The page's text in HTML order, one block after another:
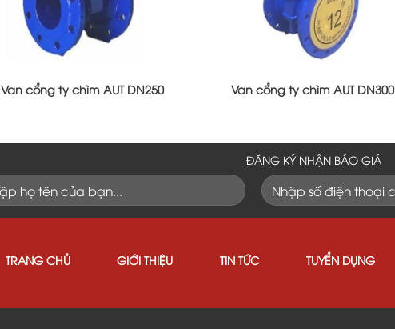
Van cổng ty chìm AUT DN250 Van cổng ty chìm AUT DN300
ĐĂNG KÝ NHẬN BÁO GIÁ
TRANG CHỦ GIỚI THIỆU TIN TỨC TUYỂN DỤNG